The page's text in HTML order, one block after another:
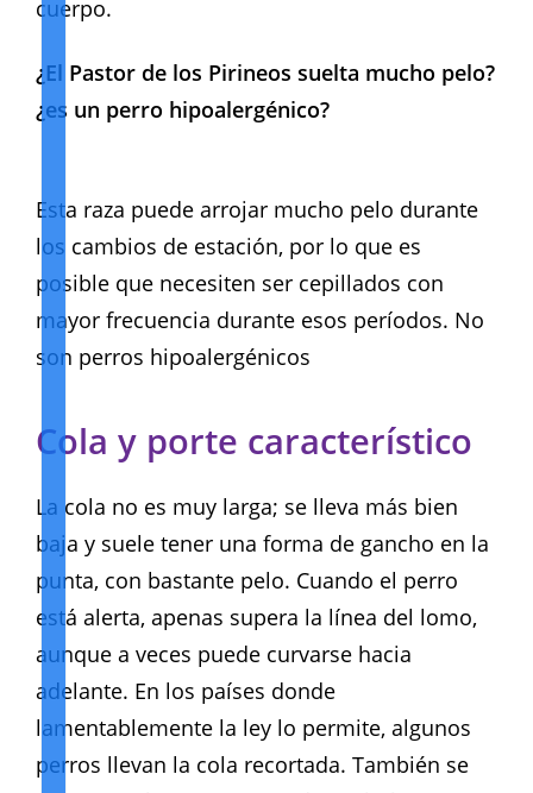
cuerpo.
¿El Pastor de los Pirineos suelta mucho pelo?
¿es un perro hipoalergénico?
Esta raza puede arrojar mucho pelo durante
los cambios de estación, por lo que es
posible que necesiten ser cepillados con
mayor frecuencia durante esos períodos. No
son perros hipoalergénicos
Cola y porte característico
La cola no es muy larga; se lleva más bien
baja y suele tener una forma de gancho en la
punta, con bastante pelo. Cuando el perro
está alerta, apenas supera la línea del lomo,
aunque a veces puede curvarse hacia
adelante. En los países donde
lamentablemente la ley lo permite, algunos
perros llevan la cola recortada. También se